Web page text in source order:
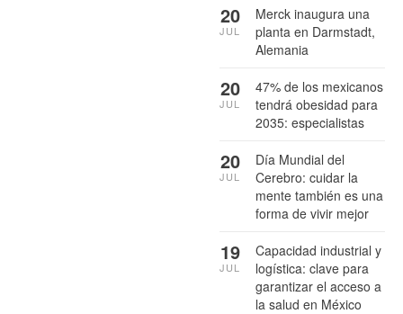
Merck inaugura una
planta en Darmstadt,
Alemania
20
JUL
47% de los mexicanos
tendrá obesidad para
2035: especialistas
20
JUL
Día Mundial del
Cerebro: cuidar la
mente también es una
forma de vivir mejor
20
JUL
Capacidad industrial y
logística: clave para
garantizar el acceso a
la salud en México
19
JUL